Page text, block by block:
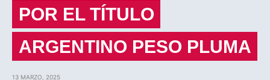
POR EL TÍTULO
ARGENTINO PESO PLUMA
13 MARZO, 2025